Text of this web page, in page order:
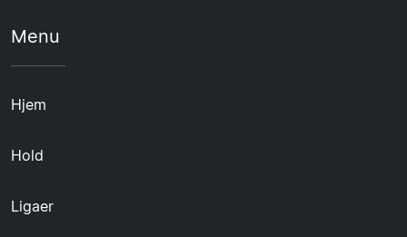
Menu
Hjem
Hold
Ligaer